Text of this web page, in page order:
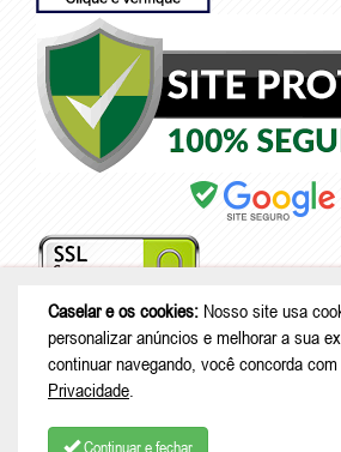
© Copyright 2026 - Caselar - CNPJ:
Deputado Genésio Tureck, 222 -
Caselar e os cookies: Nosso site usa
personalizar anúncios e melhorar a sua
continuar navegando, você concorda
Privacidade
Continuar e fechar